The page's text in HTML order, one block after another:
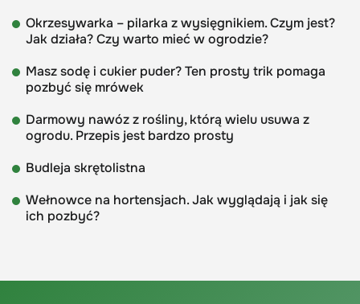
Okrzesywarka – pilarka z wysięgnikiem. Czym jest?
Jak działa? Czy warto mieć w ogrodzie?
Masz sodę i cukier puder? Ten prosty trik pomaga
pozbyć się mrówek
Darmowy nawóz z rośliny, którą wielu usuwa z
ogrodu. Przepis jest bardzo prosty
Budleja skrętolistna
Wełnowce na hortensjach. Jak wyglądają i jak się
ich pozbyć?